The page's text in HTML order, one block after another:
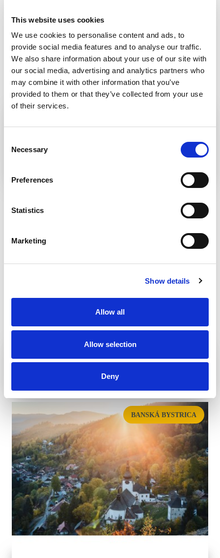
This website uses cookies
We use cookies to personalise content and ads, to
provide social media features and to analyse our traffic.
We also share information about your use of our site with
our social media, advertising and analytics partners who
may combine it with other information that you’ve
provided to them or that they’ve collected from your use
of their services.
Selection
Necessary
Preferences
Statistics
Marketing
Show details
Allow all
Allow selection
Deny
BANSKÁ BYSTRICA
BANSKÁ BYSTRICA